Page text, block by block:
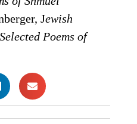
Jewish
Poems of